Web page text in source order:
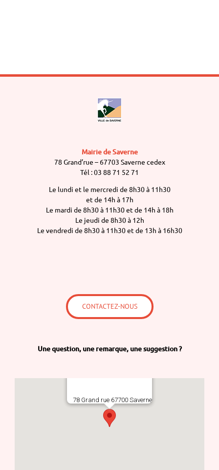
Mairie de Saverne
78 Grand’rue – 67703 Saverne cedex
Tél : 03 88 71 52 71
Le lundi et le mercredi de 8h30 à 11h30
et de 14h à 17h
Le mardi de 8h30 à 11h30 et de 14h à 18h
Le jeudi de 8h30 à 12h
Le vendredi de 8h30 à 11h30 et de 13h à 16h30
CONTACTEZ-NOUS
Une question, une remarque, une suggestion ?
78 Grand rue 67700 Saverne